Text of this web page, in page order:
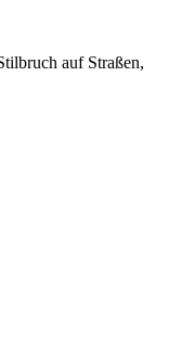
auf Straßen,